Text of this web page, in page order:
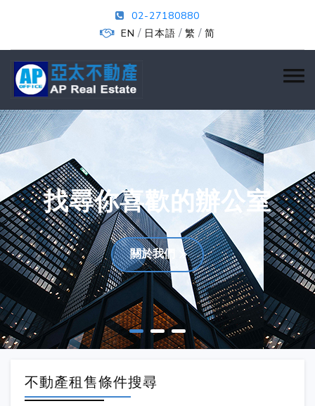
02-27180880
EN / 日本語 / 繁 / 简
找尋你喜歡的辦公室
關於我們
不動產租售條件搜尋